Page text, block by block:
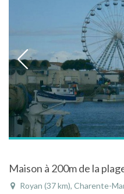
Maison à 200m de la
Royan (37 km), Charente-Maritime,